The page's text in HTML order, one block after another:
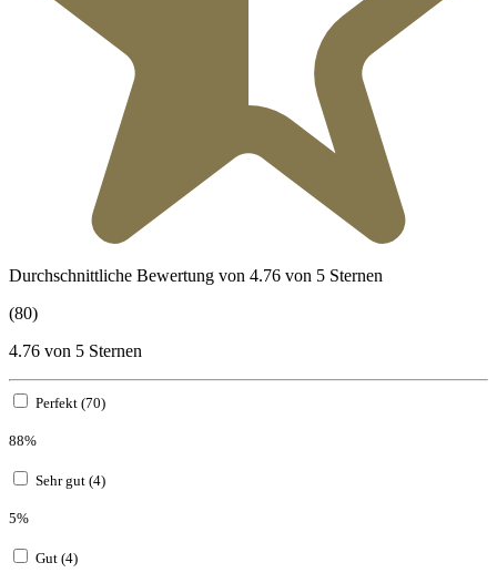
Durchschnittliche Bewertung von 4.76 von 5 Sternen
(80)
4.76 von 5 Sternen
Perfekt (70)
88%
Sehr gut (4)
5%
Gut (4)